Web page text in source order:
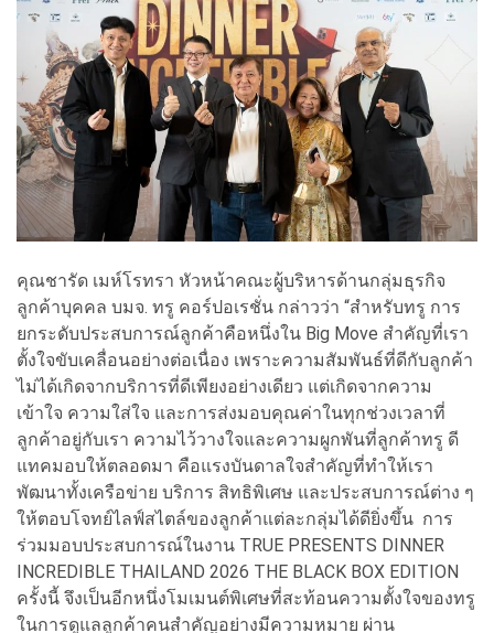
คุณชารัด เมห์โรทรา หัวหน้าคณะผู้บริหารด้านกลุ่มธุรกิจ
ลูกค้าบุคคล บมจ. ทรู คอร์ปอเรชั่น กล่าวว่า “สำหรับทรู การ
ยกระดับประสบการณ์ลูกค้าคือหนึ่งใน Big Move สำคัญที่เรา
ตั้งใจขับเคลื่อนอย่างต่อเนื่อง เพราะความสัมพันธ์ที่ดีกับลูกค้า
ไม่ได้เกิดจากบริการที่ดีเพียงอย่างเดียว แต่เกิดจากความ
เข้าใจ ความใส่ใจ และการส่งมอบคุณค่าในทุกช่วงเวลาที่
ลูกค้าอยู่กับเรา ความไว้วางใจและความผูกพันที่ลูกค้าทรู ดี
แทคมอบให้ตลอดมา คือแรงบันดาลใจสำคัญที่ทำให้เรา
พัฒนาทั้งเครือข่าย บริการ สิทธิพิเศษ และประสบการณ์ต่าง ๆ
ให้ตอบโจทย์ไลฟ์สไตล์ของลูกค้าแต่ละกลุ่มได้ดียิ่งขึ้น การ
ร่วมมอบประสบการณ์ในงาน TRUE PRESENTS DINNER
INCREDIBLE THAILAND 2026 THE BLACK BOX EDITION
ครั้งนี้ จึงเป็นอีกหนึ่งโมเมนต์พิเศษที่สะท้อนความตั้งใจของทรู
ในการดูแลลูกค้าคนสำคัญอย่างมีความหมาย ผ่าน